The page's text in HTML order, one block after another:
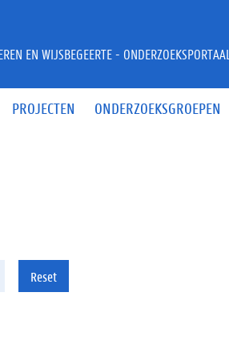
PROJECTEN ONDERZOEKSGROEPEN
EN WIJSBEGEERTE - ONDERZOEKSPORTAAL
Reset